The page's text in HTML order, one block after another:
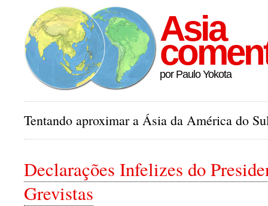
Asia
por Paulo Yokota
Tentando aproximar a Ásia da América do
Declarações Infelizes do
Grevistas